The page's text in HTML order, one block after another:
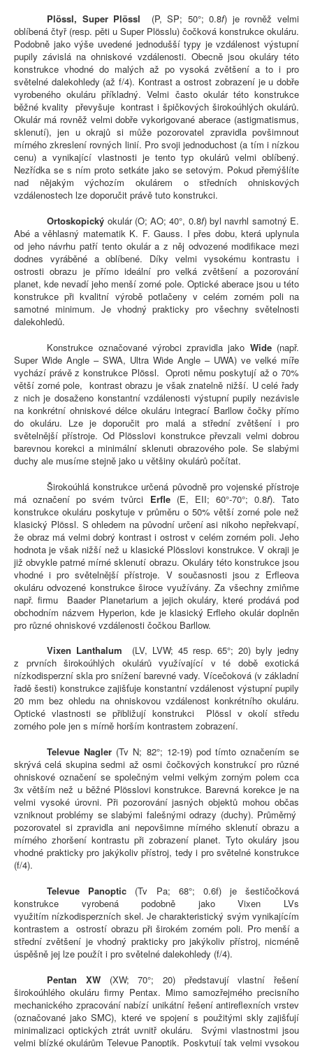
Plössl, Super Plössl (P, SP; 50°; 0.8f) je rovněž velmi
oblíbená čtyř (resp. pěti u Super Plösslu) čočková konstrukce okuláru.
Podobně jako výše uvedené jednodušší typy je vzdálenost výstupní
pupily závislá na ohniskové vzdálenosti. Obecně jsou okuláry této
konstrukce vhodné do malých až po vysoká zvětšení a to i pro
světelné dalekohledy (až f/4). Kontrast a ostrost zobrazení je u dobře
vyrobeného okuláru příkladný. Velmi často okulár této konstrukce
běžné kvality převyšuje kontrast i špičkových širokoúhlých okulárů.
Okulár má rovněž velmi dobře vykorigované aberace (astigmatismus,
sklenutí), jen u okrajů si může pozorovatel zpravidla povšimnout
mírného zkreslení rovných linií. Pro svoji jednoduchost (a tím i nízkou
cenu) a vynikající vlastnosti je tento typ okulárů velmi oblíbený.
Nezřídka se s ním proto setkáte jako se setovým. Pokud přemýšlíte
nad nějakým výchozím okulárem o středních ohniskových
vzdálenostech lze doporučit právě tuto konstrukci.
Ortoskopický okulár (O; AO; 40°, 0.8f) byl navrhl samotný E.
Abé a věhlasný matematik K. F. Gauss. I přes dobu, která uplynula
od jeho návrhu patří tento okulár a z něj odvozené modifikace mezi
dodnes vyráběné a oblíbené. Díky velmi vysokému kontrastu i
ostrosti obrazu je přímo ideální pro velká zvětšení a pozorování
planet, kde nevadí jeho menší zorné pole. Optické aberace jsou u této
konstrukce při kvalitní výrobě potlačeny v celém zorném poli na
samotné minimum. Je vhodný prakticky pro všechny světelnosti
dalekohledů.
Konstrukce označované výrobci zpravidla jako Wide(např.
Super Wide Angle – SWA, Ultra Wide Angle – UWA) ve velké míře
vychází právě z konstrukce Plössl. Oproti němu poskytují až o 70%
větší zorné pole, kontrast obrazu je však znatelně nižší. U celé řady
z nich je dosaženo konstantní vzdálenosti výstupní pupily nezávisle
na konkrétní ohniskové délce okuláru integrací Barllow čočky přímo
do okuláru. Lze je doporučit pro malá a střední zvětšení i pro
světelnější přístroje. Od Plösslovi konstrukce převzali velmi dobrou
barevnou korekci a minimální sklenuti obrazového pole. Se slabými
duchy ale musíme stejně jako u většiny okulárů počítat.
Širokoúhlá konstrukce určená původně pro vojenské přístroje
má označení po svém tvůrci Erfle (E, EII; 60°-70°; 0.8f). Tato
konstrukce okuláru poskytuje v průměru o 50% větší zorné pole než
klasický Plössl. S ohledem na původní určení asi nikoho nepřekvapí,
že obraz má velmi dobrý kontrast i ostrost v celém zorném poli. Jeho
hodnota je však nižší než u klasické Plösslovi konstrukce. V okraji je
již obvykle patrné mírné sklenutí obrazu. Okuláry této konstrukce jsou
vhodné i pro světelnější přístroje. V současnosti jsou z Erfleova
okuláru odvozené konstrukce široce využívány. Za všechny zmiňme
např. firmu Baader Planetarium a jejich okuláry, které prodává pod
obchodním názvem Hyperion, kde je klasický Erfleho okulár doplněn
pro různé ohniskové vzdálenosti čočkou Barllow.
Vixen Lanthalum (LV, LVW; 45 resp. 65°; 20) byly jedny
z prvních širokoúhlých okulárů využívající v té době exotická
nízkodisperzní skla pro snížení barevné vady. Vícečoková (v základní
řadě šesti) konstrukce zajišťuje konstantní vzdálenost výstupní pupily
20 mm bez ohledu na ohniskovou vzdálenost konkrétního okuláru.
Optické vlastnosti se přibližují konstrukci Plössl v okolí středu
zorného pole jen s mírně horším kontrastem zobrazení.
Televue Nagler (Tv N; 82°; 12-19) pod tímto označením se
skrývá celá skupina sedmi až osmi čočkových konstrukcí pro různé
ohniskové označení se společným velmi velkým zorným polem cca
3x větším než u běžné Plösslovi konstrukce. Barevná korekce je na
velmi vysoké úrovni. Při pozorování jasných objektů mohou občas
vzniknout problémy se slabými falešnými odrazy (duchy). Průměrný
pozorovatel si zpravidla ani nepovšimne mírného sklenutí obrazu a
mírného zhoršení kontrastu při zobrazení planet. Tyto okuláry jsou
vhodné prakticky pro jakýkoliv přístroj, tedy i pro světelné konstrukce
(f/4).
Televue Panoptic (Tv Pa; 68°; 0.6f) je šestičočková
konstrukce vyrobená podobně jako Vixen LVs
využitím nízkodisperzních skel. Je charakteristický svým vynikajícím
kontrastem a ostrostí obrazu při širokém zorném poli. Pro menší a
střední zvětšení je vhodný prakticky pro jakýkoliv přístroj, nicméně
úspěšně jej lze použít i pro světelné dalekohledy (f/4).
Pentan XW(XW; 70°; 20) představují vlastní řešení
širokoúhlého okuláru firmy Pentax. Mimo samozřejmého precisního
mechanického zpracování nabízí unikátní řešení antireflexních vrstev
(označované jako SMC), které ve spojení s použitými skly zajišťují
minimalizaci optických ztrát uvnitř okuláru. Svými vlastnostmi jsou
velmi blízké okulárům Televue Panoptik. Poskytují tak velmi vysokou